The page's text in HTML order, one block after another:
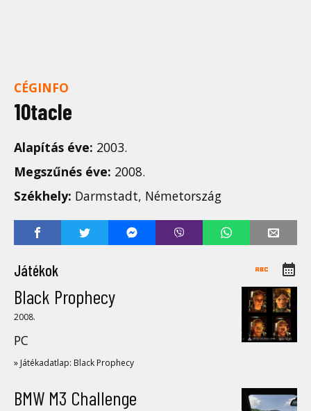
CÉGINFO
10tacle
Alapítás éve: 2003.
Megszűnés éve: 2008.
Székhely: Darmstadt, Németország
Játékok
Black Prophecy
2008.
PC
» Játékadatlap: Black Prophecy
BMW M3 Challenge